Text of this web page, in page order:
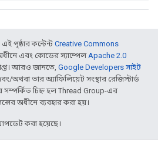
পৃষ্ঠার কন্টেন্ট Creative Commons
এবং কোডের স্যাম্পেলApache 2.0
আরও জানতে, Google Developers সাইট
অথবা তার অ্যাফিলিয়েট সংস্থার রেজিস্টার্ড
সম্পর্কিত চিহ্ন হল Thread Group-এর
অধীনে ব্যবহার করা হয়।
করা হয়েছে।